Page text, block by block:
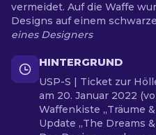
vermeidet. Auf die Waffe
Designs auf einem
eines Designers
HINTERGRUND
USP-S | Ticket zur
am 20. Januar 2022
Waffenkiste „Träume
Update „The Dreams